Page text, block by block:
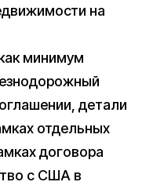
на
минимум
детали
отдельных
договора
с США в